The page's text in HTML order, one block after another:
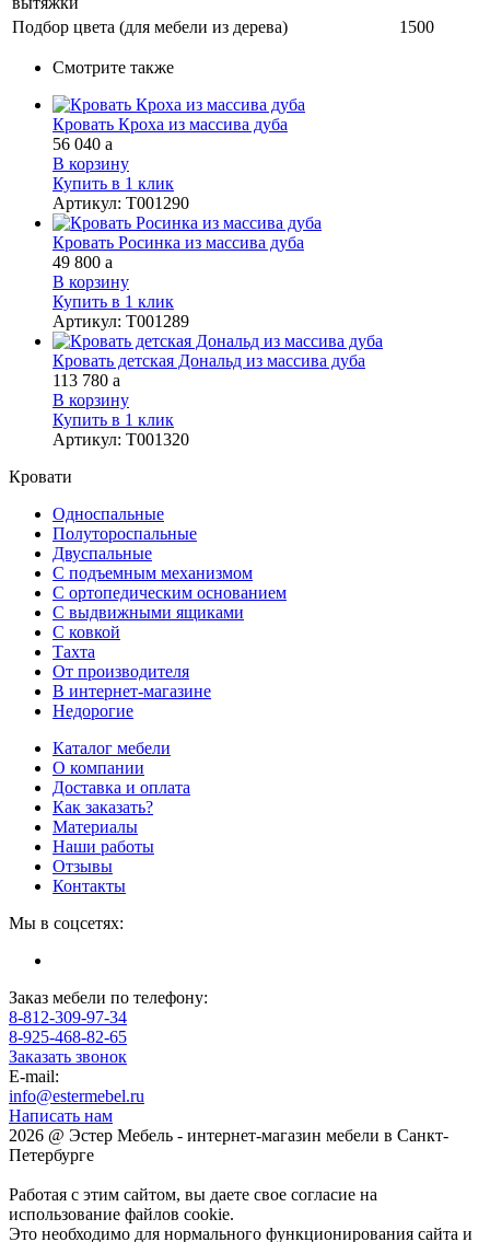
Подбор цвета (для мебели из дерева)
1500
Смотрите также
Кровать Кроха из массива дуба
56 040 a
В корзину
Купить в 1 клик
Артикул: Т001290
Кровать Росинка из массива дуба
49 800 a
В корзину
Купить в 1 клик
Артикул: Т001289
Кровать детская Дональд из массива дуба
113 780 a
В корзину
Купить в 1 клик
Артикул: Т001320
Кровати
Односпальные
Полутороспальные
Двуспальные
С подъемным механизмом
С ортопедическим основанием
С выдвижными ящиками
С ковкой
Тахта
От производителя
В интернет-магазине
Недорогие
Каталог мебели
О компании
Доставка и оплата
Как заказать?
Материалы
Наши работы
Отзывы
Контакты
Мы в соцсетях:
Заказ мебели по телефону:
8-812-309-97-34
8-925-468-82-65
Заказать звонок
E-mail:
info@estermebel.ru
Написать нам
2026 @ Эстер Мебель - интернет-магазин мебели в Санкт-
Петербурге
Работая с этим сайтом, вы даете свое согласие на
использование файлов cookie.
Это необходимо для нормального функционирования сайта и